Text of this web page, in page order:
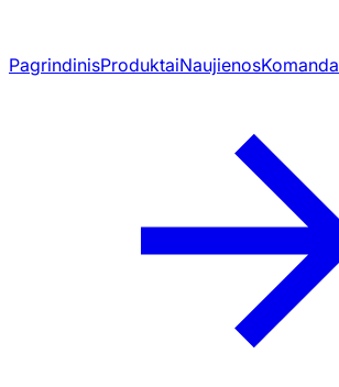
PagrindinisProduktaiNaujienosKomanda